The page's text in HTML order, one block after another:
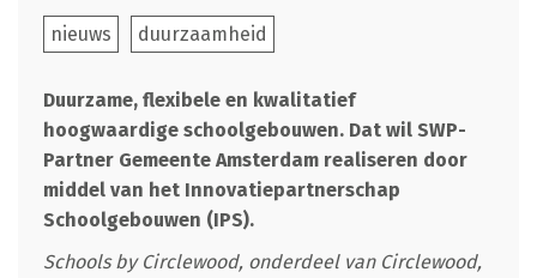
nieuws duurzaamheid
Duurzame, flexibele en kwalitatief
hoogwaardige schoolgebouwen. Dat wil SWP-
Partner Gemeente Amsterdam realiseren door
middel van het Innovatiepartnerschap
Schoolgebouwen (IPS).
Schools by Circlewood, onderdeel van Circlewood,